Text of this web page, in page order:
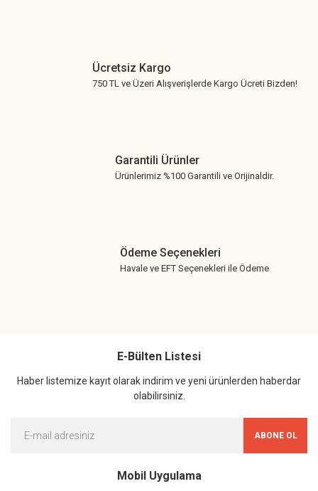
Ücretsiz Kargo
750 TL ve Üzeri Alışverişlerde Kargo Ücreti Bizden!
Garantili Ürünler
Ürünlerimiz %100 Garantili ve Orijinaldir.
Ödeme Seçenekleri
Havale ve EFT Seçenekleri ile Ödeme
E-Bülten Listesi
Haber listemize kayıt olarak indirim ve yeni ürünlerden haberdar
olabilirsiniz.
ABONE OL
Mobil Uygulama